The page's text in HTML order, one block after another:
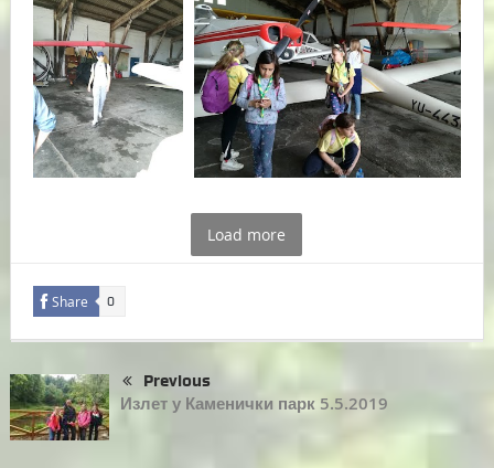
Load more
Share 0
Previous
Излет у Каменички парк 5.5.2019